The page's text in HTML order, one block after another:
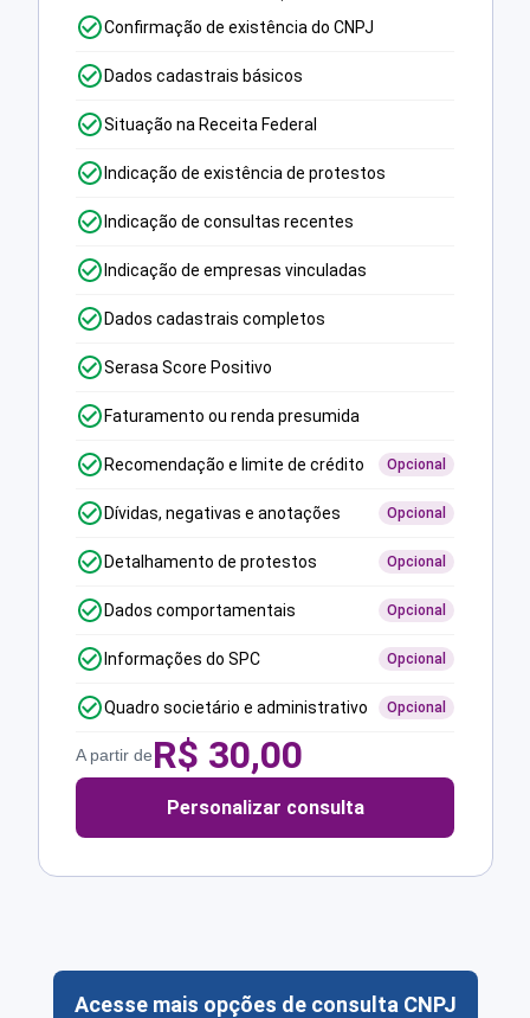
Confirmação de existência do CNPJ
Dados cadastrais básicos
Situação na Receita Federal
Indicação de existência de protestos
Indicação de consultas recentes
Indicação de empresas vinculadas
Dados cadastrais completos
Serasa Score Positivo
Faturamento ou renda presumida
Recomendação e limite de crédito Opcional
Dívidas, negativas e anotações Opcional
Detalhamento de protestos Opcional
Dados comportamentais Opcional
Informações do SPC Opcional
Quadro societário e administrativo Opcional
A partir deR$ 30,00
Personalizar consulta
Acesse mais opções de consulta CNPJ